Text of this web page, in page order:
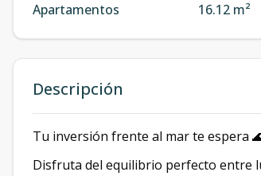
Apartamentos 16.12 m²
Descripción
Tu inversión frente al mar te espera
Disfruta del equilibrio perfecto entre